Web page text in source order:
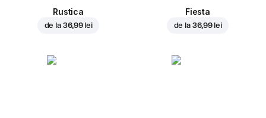
Rustica
de la 36,99 lei
Fiesta
de la 36,99 lei